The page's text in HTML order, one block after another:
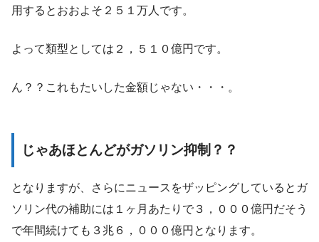
用するとおおよそ２５１万人です。
よって類型としては２，５１０億円です。
ん？？これもたいした金額じゃない・・・。
じゃあほとんどがガソリン抑制？？
となりますが、さらにニュースをザッピングしているとガ
ソリン代の補助には１ヶ月あたりで３，０００億円だそう
で年間続けても３兆６，０００億円となります。